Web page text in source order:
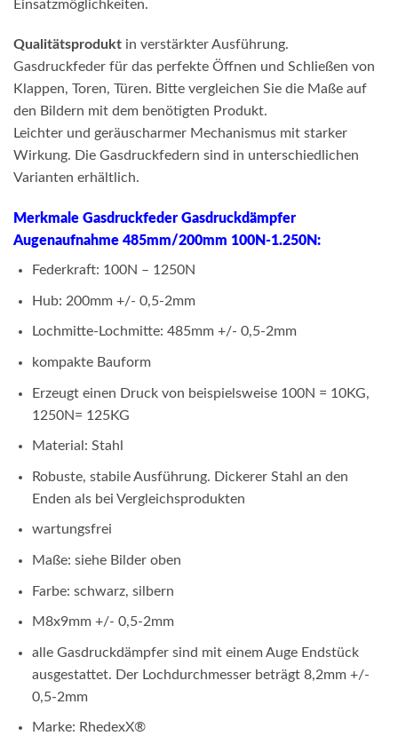
Einsatzmöglichkeiten.
Qualitätsprodukt in verstärkter Ausführung.
Gasdruckfeder für das perfekte Öffnen und Schließen von
Klappen, Toren, Türen. Bitte vergleichen Sie die Maße auf
den Bildern mit dem benötigten Produkt.
Leichter und geräuscharmer Mechanismus mit starker
Wirkung. Die Gasdruckfedern sind in unterschiedlichen
Varianten erhältlich.
Merkmale Gasdruckfeder Gasdruckdämpfer
Augenaufnahme 485mm/200mm 100N-1.250N:
Federkraft: 100N – 1250N
Hub: 200mm +/- 0,5-2mm
Lochmitte-Lochmitte: 485mm +/- 0,5-2mm
kompakte Bauform
Erzeugt einen Druck von beispielsweise 100N = 10KG,
1250N= 125KG
Material: Stahl
Robuste, stabile Ausführung. Dickerer Stahl an den
Enden als bei Vergleichsprodukten
wartungsfrei
Maße: siehe Bilder oben
Farbe: schwarz, silbern
M8x9mm +/- 0,5-2mm
alle Gasdruckdämpfer sind mit einem Auge Endstück
ausgestattet. Der Lochdurchmesser beträgt 8,2mm +/-
0,5-2mm
Marke: RhedexX®